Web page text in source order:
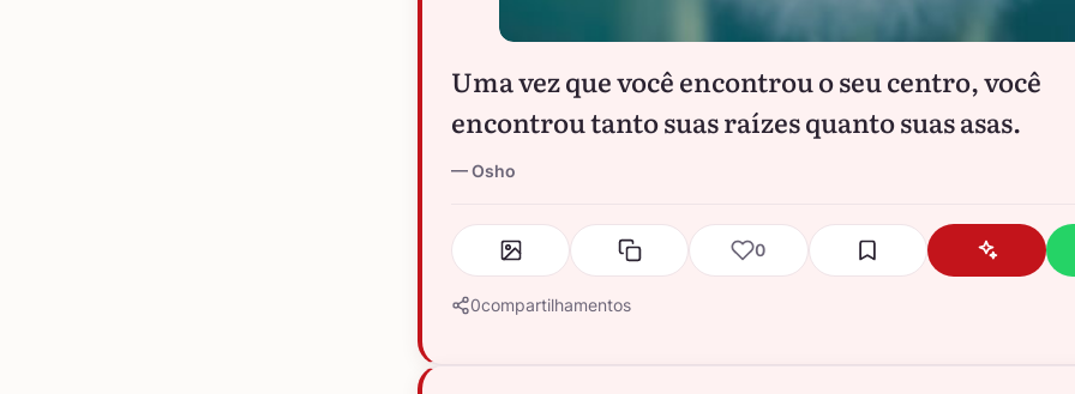
Uma vez que você encontrou o seu centro, você
encontrou tanto suas raízes quanto suas asas.
Osho
0
0compartilhamentos